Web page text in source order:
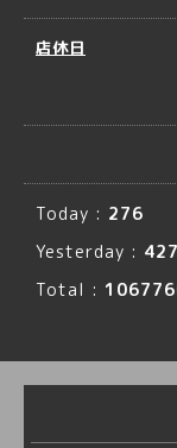
店休日
Today : 276
Yesterday : 427
Total :